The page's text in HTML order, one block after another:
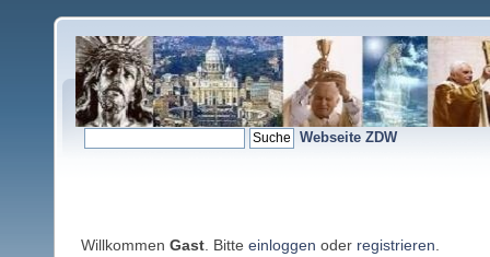
Webseite ZDW
Willkommen Gast . Bitte einloggen oder registrieren